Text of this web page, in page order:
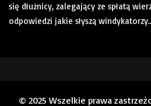
się dłużnicy, zalegający ze spłatą
odpowiedzi jakie słyszą
© 2025 Wszelkie prawa